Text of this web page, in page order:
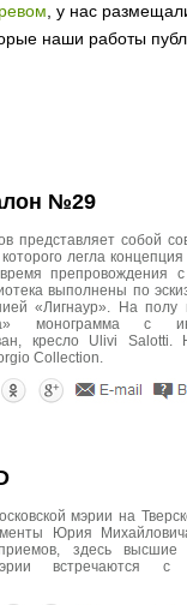
, у нас
наши работы
№29
представляет собой
легла
препровождения с
выполнены по
«Лигнаур». На полу
монограмма с
кресло Ulivi Salotti.
Collection.
мэрии на
Юрия
здесь высшие
встре­чаются с